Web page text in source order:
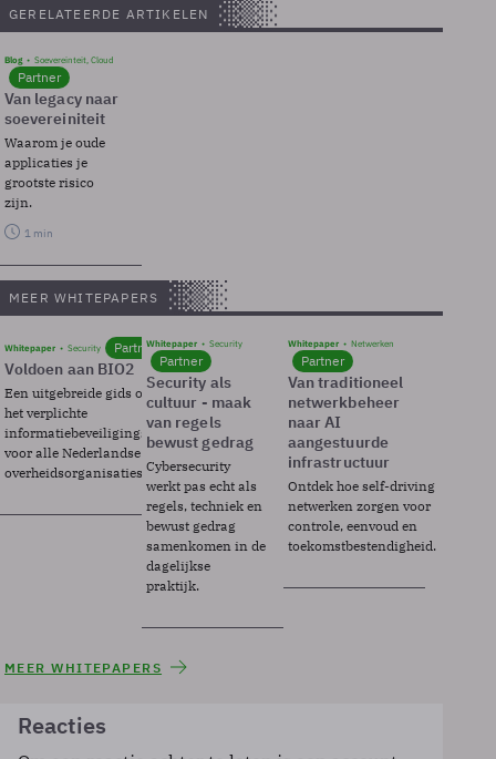
GERELATEERDE ARTIKELEN
Blog Soevereinteit, Cloud
Partner
Van legacy naar
soevereiniteit
Waarom je oude
applicaties je
grootste risico
zijn.
1 min
MEER WHITEPAPERS
Whitepaper Security Partner
Voldoen aan BIO2
Een uitgebreide gids over BIO2,
het verplichte
informatiebeveiligingsframework
voor alle Nederlandse
overheidsorganisaties.
Whitepaper Security
Partner
Security als
cultuur - maak
van regels
bewust gedrag
Cybersecurity
werkt pas echt als
regels, techniek en
bewust gedrag
samenkomen in de
dagelijkse
praktijk.
Whitepaper Netwerken
Partner
Van traditioneel
netwerkbeheer
naar AI
aangestuurde
infrastructuur
Ontdek hoe self-driving
netwerken zorgen voor
controle, eenvoud en
toekomstbestendigheid.
MEER WHITEPAPERS
Reacties